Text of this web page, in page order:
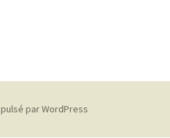
par WordPress